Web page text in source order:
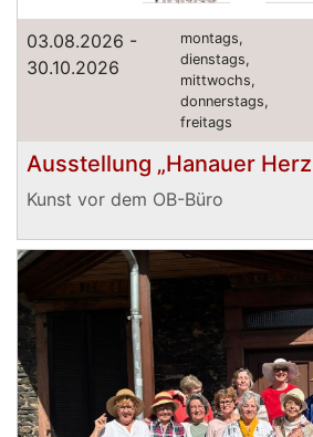
03.08.2026 -
30.10.2026
montags,
dienstags,
mittwochs,
donnerstags,
freitags
Ausstellung „Hanauer
Kunst vor dem OB-Büro